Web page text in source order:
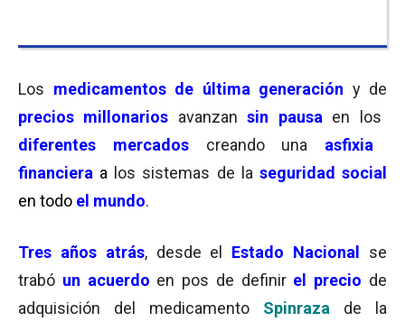
Los medicamentos de última generación y de
precios millonarios avanzan sin pausa en los
diferentes mercadoscreando una asfixia
financiera a los sistemas de la seguridad social
en todo el mundo.
Tres años atrás, desde el Estado Nacional
se
trabó un acuerdo en pos de definir el precio de
adquisición del medicamento Spinraza
de la